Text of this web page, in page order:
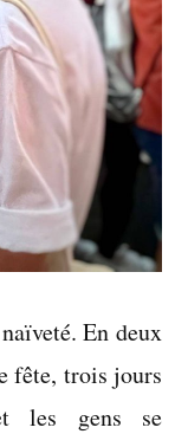
En deux
fête, trois jours
les gens se